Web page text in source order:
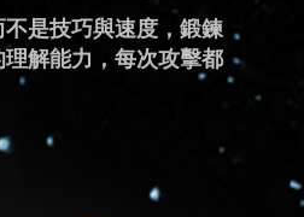
是技巧與速度，鍛鍊
解能力，每次攻擊都
的反應能力，利用極
能夠產生分身幻象擾
攻擊機會。
高的重型盔甲，他們
創出新的魔力運用方
展出高超的戰鬥方
用兩種戰鬥方式的力
生的憤怒情緒，來激
展技能，同時負擔盔
達成目的。
對強者。他們可以隨
施展多種魔法，將其
。
破壞力，而靈活性是
敵人的攻擊，憑藉著
戰場上勝利的關鍵。
轉變為槍械的多種型
們能夠在高壓環境下
了遠距離射擊專家。
將魔力與靈魂結合，
怖且極具摧毀力的黑
讓敵人心生畏懼的存